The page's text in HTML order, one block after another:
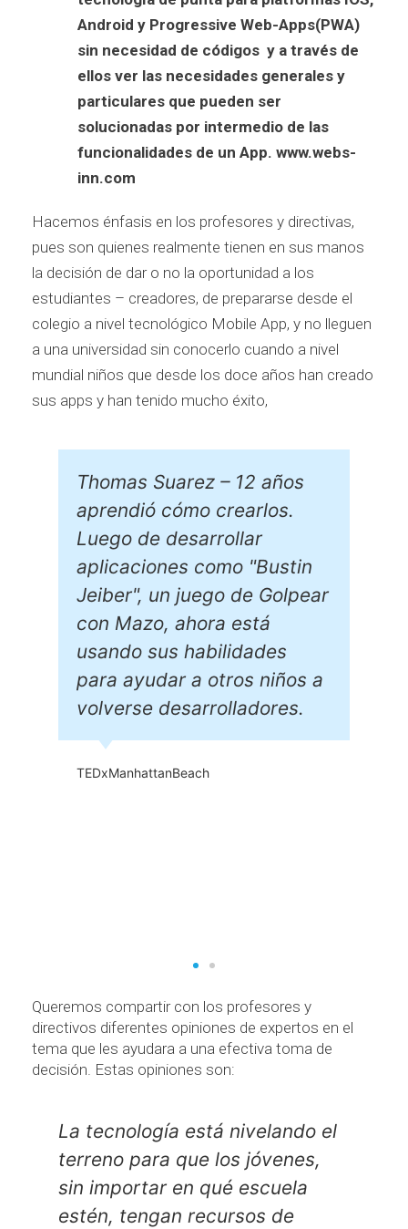
Android y Progressive Web-Apps(PWA)
sin necesidad de códigos y a través de
ellos ver las necesidades generales y
particulares que pueden ser
solucionadas por intermedio de las
funcionalidades de un App. www.webs-
inn.com
Hacemos énfasis en los profesores y directivas,
pues son quienes realmente tienen en sus manos
la decisión de dar o no la oportunidad a los
estudiantes – creadores, de prepararse desde el
colegio a nivel tecnológico Mobile App, y no lleguen
a una universidad sin conocerlo cuando a nivel
mundial niños que desde los doce años han creado
sus apps y han tenido mucho éxito,
El madrileño Jorge
y el sevillano David Román
tienen, al menos, tres cosas
en común. Además de sus
quince años, poseen un
talento natural para la
programación y hace varias
semanas Apple seleccionó
ambos, entre miles de
adolescentes de todo el
mundo, para acudir a su
Queremos compartir con los profesores y
directivos diferentes opiniones de expertos en el
tema que les ayudara a una efectiva toma de
decisión. Estas opiniones son:
el
Muchas actividades de las
forman parte de su rutina
se pueden optimizar con la
ayuda de aplicaciones y